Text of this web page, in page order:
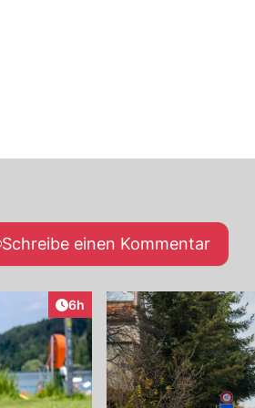
Schreibe einen Kommentar
Artikel veröffentlicht:
6h